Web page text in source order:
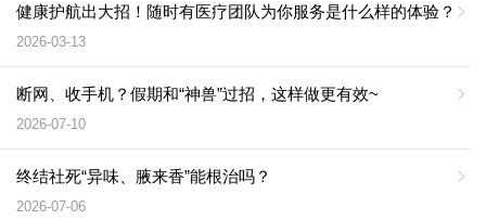
健康护航出大招！随时有医疗团队为你服务是什么样的体验？
2026-03-13
断网、收手机？假期和“神兽”过招，这样做更有效~
2026-07-10
终结社死“异味、腋来香”能根治吗？
2026-07-06